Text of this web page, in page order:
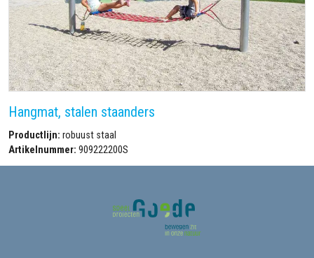
Hangmat, stalen staanders
Productlijn: robuust staal
Artikelnummer: 909222200S